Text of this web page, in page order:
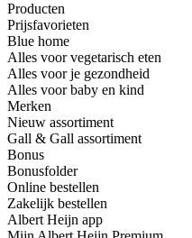
Producten
Prijsfavorieten
Blue home
Alles voor vegetarisch eten
Alles voor je gezondheid
Alles voor baby en kind
Merken
Nieuw assortiment
Gall & Gall assortiment
Bonus
Bonusfolder
Online bestellen
Zakelijk bestellen
Albert Heijn app